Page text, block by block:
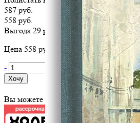
587 руб.
558 руб.
Выгода 29 руб.
Цена 558 руб. за 1 шт
-
+
Хочу
Вы можете оплатить эту книгу картой